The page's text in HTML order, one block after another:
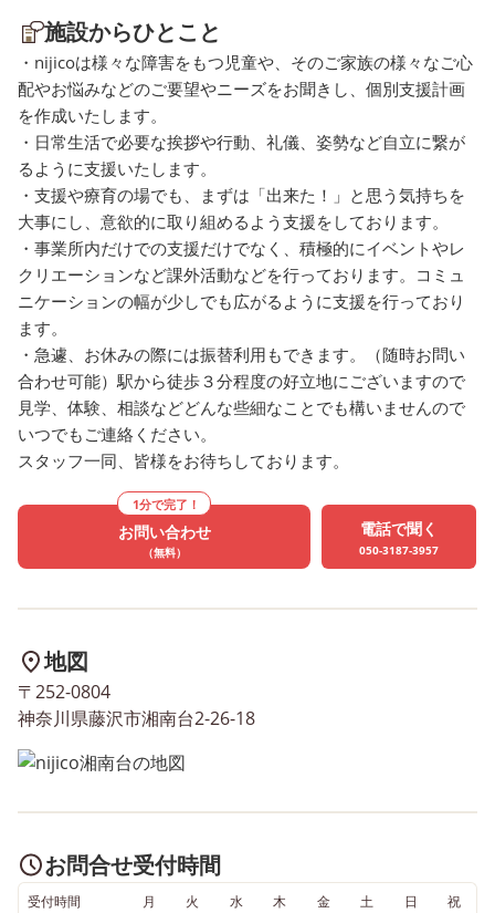
を共にする！ です！ 会場で
は、手作りシャープペンシ
ル・チャーム作りや謎解き迷
路に挑戦しました🖋️🌀 手作
りシャープペンシル・チャー
ムでは、自分で好きなものを
選び、完成したシャープペン
シルやチャームを嬉しそうに
見せてくれる姿も見られ、も
のづくりの楽しさや達成感を
味わうことができました✨ 謎
解き迷路では、問題を解きな
がらゴールを目指して進みま
した💡 お友達と一緒に考えた
り、スタッフにヒントをもら
ったりしながら、楽しんで挑
戦することができました👏
ッフの話をしっかり聞き、公
共の場でのルールやマナーを
意識しながら、お友達と一緒
とり違う”個性”と真摯に向き
合い、その子個人の将来に向
けた療育を行います。 ご利
用料金上限は下記の通りです
↓↓ ▪️住民税非課税世帯→無料
→4.600円 ▪️世帯所得約900万
円までが上限です。 未来の
ある子ども達へ、明るい未来
と楽しく活動し、コミュ
ーション能力や協調性を
れるプールで歩いたり泳
くさん身体を動かしまし
お友達と「こっち行こう
「一緒に泳ごう！」と声
け合いながら活動する姿
ルールを守って順番に利
る姿が見られました✨ 🌈
nijico🌈では、ひとりひ
違う”個性”と真摯に向き合
た療育を行います。 ご
↓↓ ▪️住民税非課税世帯→
▪️世帯所得約900万円未満
→4.600円 ▪️世帯所得約
施設からひとこと
・nijicoは様々な障害をもつ児童や、そのご家族の様々なご心
配やお悩みなどのご要望やニーズをお聞きし、個別支援計画
を作成いたします。
・日常生活で必要な挨拶や行動、礼儀、姿勢など自立に繋が
るように支援いたします。
・支援や療育の場でも、まずは「出来た！」と思う気持ちを
大事にし、意欲的に取り組めるよう支援をしております。
・事業所内だけでの支援だけでなく、積極的にイベントやレ
クリエーションなど課外活動などを行っております。コミュ
ニケーションの幅が少しでも広がるように支援を行っており
ます。
・急遽、お休みの際には振替利用もできます。（随時お問い
合わせ可能）駅から徒歩３分程度の好立地にございますので
見学、体験、相談などどんな些細なことでも構いませんので
いつでもご連絡ください。
スタッフ一同、皆様をお待ちしております。
1分で完了！
お問い合わせ
（無料）
電話で聞く
050-3187-3957
地図
〒252-0804
神奈川県藤沢市湘南台2-26-18
お問合せ受付時間
受付時間 月 火 水 木 金 土 日 祝